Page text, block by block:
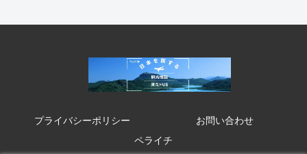
プライバシーポリシー
お問い合わせ
ペライチ